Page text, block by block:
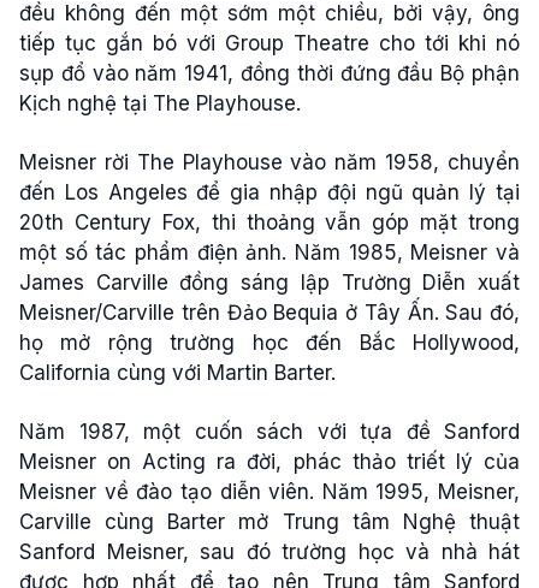
đều không đến một sớm một chiều, bởi vậy, ông
tiếp tục gắn bó với Group Theatre cho tới khi nó
sụp đổ vào năm 1941, đồng thời đứng đầu Bộ phận
Kịch nghệ tại The Playhouse.
Meisner rời The Playhouse vào năm 1958, chuyển
đến Los Angeles để gia nhập đội ngũ quản lý tại
20th Century Fox, thi thoảng vẫn góp mặt trong
một số tác phẩm điện ảnh. Năm 1985, Meisner và
James Carville đồng sáng lập Trường Diễn xuất
Meisner/Carville trên Đảo Bequia ở Tây Ấn. Sau đó,
họ mở rộng trường học đến Bắc Hollywood,
California cùng với Martin Barter.
Năm 1987, một cuốn sách với tựa đề Sanford
Meisner on Acting ra đời, phác thảo triết lý của
Meisner về đào tạo diễn viên. Năm 1995, Meisner,
Carville cùng Barter mở Trung tâm Nghệ thuật
Sanford Meisner, sau đó trường học và nhà hát
được hợp nhất để tạo nên Trung tâm Sanford